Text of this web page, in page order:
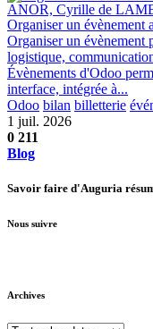
ANOR, Cyrille de
Organiser un évènement
Organiser un évènement
logistique,
Évènements d'Odoo
interface, intégrée à...
Odoo bilan billetterie
1 juil. 2026
0 211
Blog
Savoir faire d'Auguria
Nous suivre
Archives